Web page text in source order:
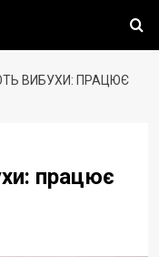
ВИБУХИ: ПРАЦЮЄ
працює